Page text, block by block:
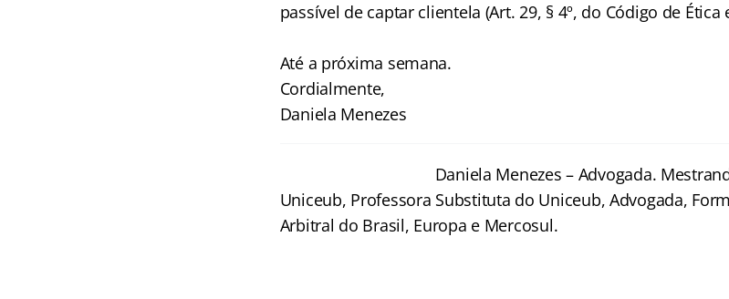
passível de captar clientela (Art. 29, § 4º, do Código de Ética
Até a próxima semana.
Cordialmente,
Daniela Menezes
Daniela Menezes – Advogada.
Uniceub, Professora Substituta do Uniceub, Advogada,
Arbitral do Brasil, Europa e Mercosul.